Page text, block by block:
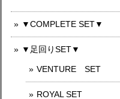
▼COMPLETE SET▼
▼足回りSET▼
VENTURE SET
ROYAL SET